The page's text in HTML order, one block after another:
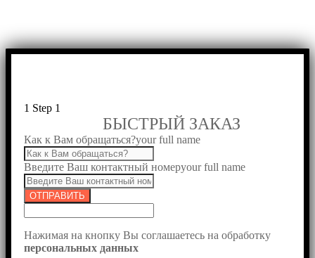
1 Step 1
БЫСТРЫЙ ЗАКАЗ
Как к Вам обращаться?your full name
Введите Ваш контактный номерyour full name
ОТПРАВИТЬ
Нажимая на кнопку Вы соглашаетесь на обработку
персональных данных